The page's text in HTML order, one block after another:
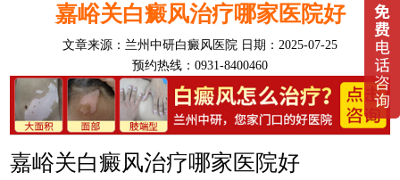
嘉峪关白癜风治疗哪家医院好
文章来源： 兰州中研白癜风医院 日期：2025-07-25
预约热线：0931-8400460
嘉峪关白癜风治疗哪家医院好